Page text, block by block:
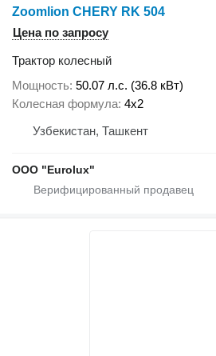
Zoomlion CHERY RK 504
Цена по запросу
Трактор колесный
Мощность 50.07 л.с. (36.8 кВт)
Колесная формула 4x2
Узбекистан, Ташкент
ООО "Eurolux"